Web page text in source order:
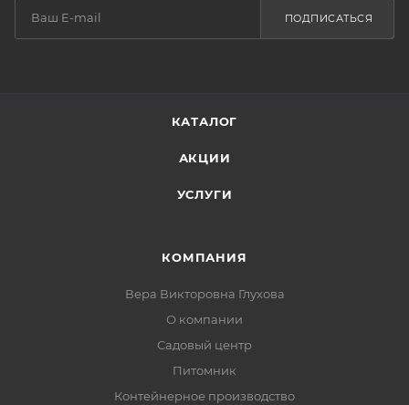
ПОДПИСАТЬСЯ
КАТАЛОГ
АКЦИИ
УСЛУГИ
КОМПАНИЯ
Вера Викторовна Глухова
О компании
Садовый центр
Питомник
Контейнерное производство